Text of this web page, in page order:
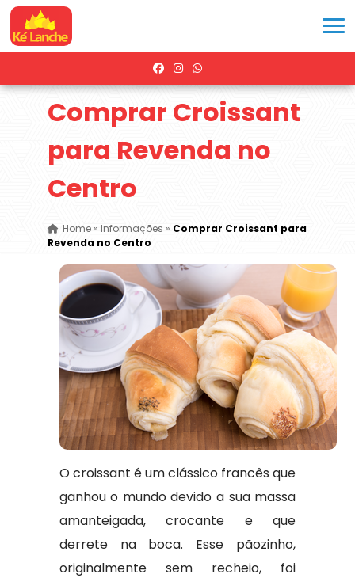
Comprar Croissant
para Revenda no
Centro
Home» Informações » Comprar Croissant para
Revenda no Centro
O croissant é um clássico francês que
ganhou o mundo devido a sua massa
amanteigada, crocante e que
derrete na boca. Esse pãozinho,
originalmente sem recheio, foi